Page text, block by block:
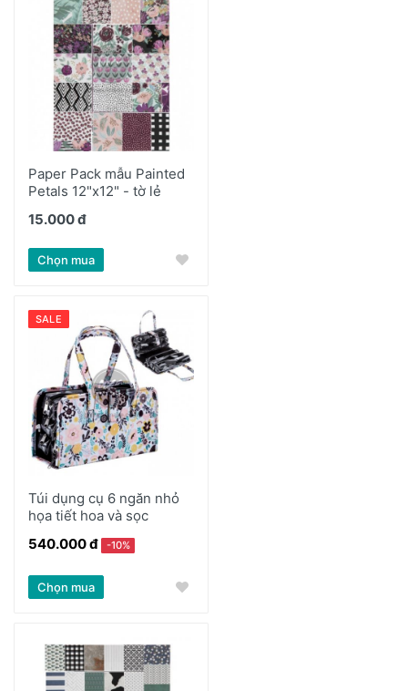
Paper Pack mẫu Painted
Petals 12"x12" - tờ lẻ
15.000 đ
Chọn mua
SALE
Túi dụng cụ 6 ngăn nhỏ
họa tiết hoa và sọc
540.000 đ
-10%
Chọn mua